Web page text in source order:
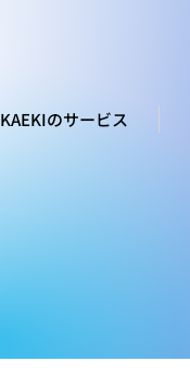
KAEKIのサービス